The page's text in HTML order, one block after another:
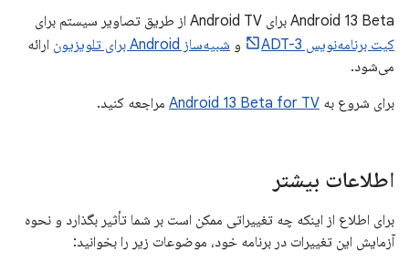
Android 13 Beta برای Android TV از طریق تصاویر سیستم برای
کیت برنامه‌نویس ADT-3
و شبیه‌ساز Android برای تلویزیون
ارائه
می‌شود.
برای شروع به Android 13 Beta for TV مراجعه کنید.
اطلاعات بیشتر
برای اطلاع از اینکه چه تغییراتی ممکن است بر شما تأثیر بگذارد و نحوه
آزمایش این تغییرات در برنامه خود، موضوعات زیر را بخوانید: